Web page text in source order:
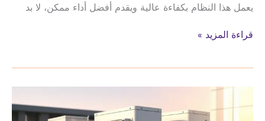
يعمل هذا النظام بكفاءة عالية ويقدم أفضل أداء ممكن، لا بد
صيانة
نحاس
المكيفات
قراءة المزيد »